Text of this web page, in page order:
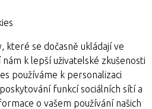
které se dočasně ukládají ve
k lepší uživatelské zkušenosti
používáme k personalizaci
funkcí sociálních sítí a
o vašem používání našich